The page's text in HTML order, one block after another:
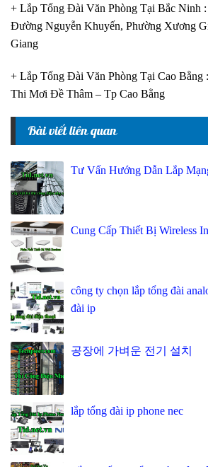
+ Lắp Tổng Đài Văn Phòng Tại Bắc Ninh :
Đường Nguyễn Khuyến, Phường Xương
Giang
+ Lắp Tổng Đài Văn Phòng Tại Cao
Thi Mơi Đề Thâm – Tp Cao Bằng
Bài viết liên quan
Tư Vấn Hướng Dẫn Lắp
Cung Cấp Thiết Bị Wireless
công ty chọn lắp tổng đài
đài ip
공장에 가벼운 전기 설치
lắp tổng đài ip phone nec